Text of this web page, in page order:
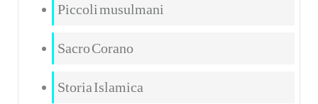
Piccoli musulmani
Sacro Corano
Storia Islamica